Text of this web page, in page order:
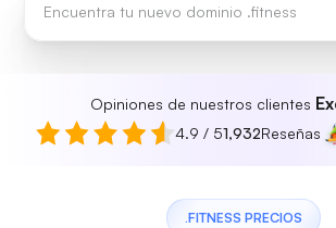
Opiniones de nuestros clientes
4.9 / 51,932Reseñas
.FITNESS PRECIOS